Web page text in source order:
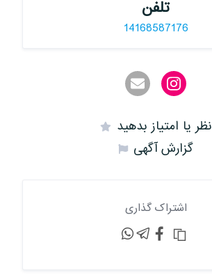
تلفن
14168587176
نظر یا امتیاز بدهید
گزارش آگهی
اشتراک گذاری